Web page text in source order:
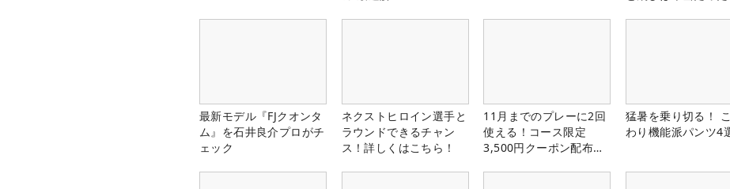
最新モデル『FJクオンタ
ム』を石井良介プロがチ
ェック
ネクストヒロイン選手と
ラウンドできるチャン
ス！詳しくはこちら！
11月までのプレーに2回
使える！コース限定
3,500円クーポン配布
猛暑を乗り切る！
わり機能派パンツ4